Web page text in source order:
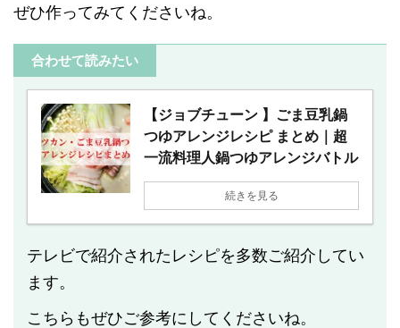
ぜひ作ってみてくださいね。
合わせて読みたい
【ジョブチューン 】ごま豆乳鍋
つゆアレンジレシピ まとめ｜超
一流料理人鍋つゆアレンジバトル
続きを見る
テレビで紹介されたレシピを多数ご紹介してい
ます。
こちらもぜひご参考にしてくださいね。